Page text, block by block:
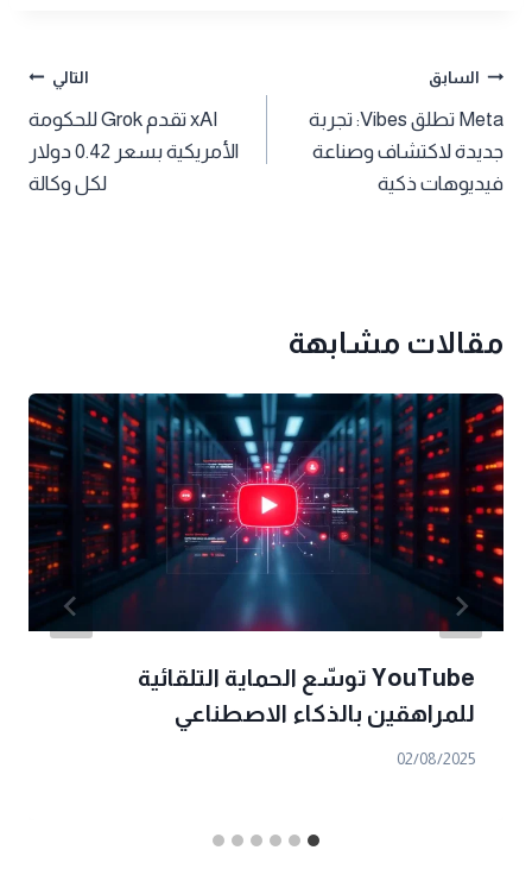
تصفّح
المقالات
السابق
Meta تطلق Vibes: تجربة
جديدة لاكتشاف وصناعة
فيديوهات ذكية
التالي
xAI تقدم Grok للحكومة
الأمريكية بسعر 0.42 دولار
لكل وكالة
مقالات مشابهة
YouTube توسّع الحماية التلقائية
للمراهقين بالذكاء الاصطناعي
02/08/2025